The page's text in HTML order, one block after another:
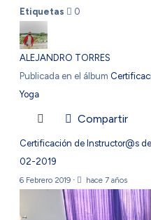
Etiquetas 0
ALEJANDRO TORRES
Publicada en el álbum
Yoga
Compartir
Certificación de Instructor@s
02-2019
6 Febrero 2019 · hace 7 años